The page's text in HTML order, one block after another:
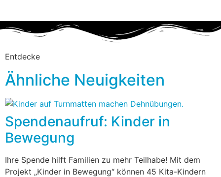
Entdecke
Ähnliche Neuigkeiten
Spendenaufruf: Kinder in
Bewegung
Ihre Spende hilft Familien zu mehr Teilhabe! Mit dem
Projekt „Kinder in Bewegung“ können 45 Kita-Kindern